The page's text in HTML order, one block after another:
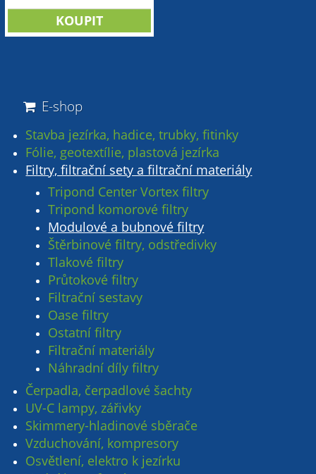
E-shop
Stavba jezírka, hadice, trubky, fitinky
Fólie, geotextílie, plastová jezírka
Filtry, filtrační sety a filtrační materiály
Tripond Center Vortex filtry
Tripond komorové filtry
Modulové a bubnové filtry
Štěrbinové filtry, odstředivky
Tlakové filtry
Průtokové filtry
Filtrační sestavy
Oase filtry
Ostatní filtry
Filtrační materiály
Náhradní díly filtry
Čerpadla, čerpadlové šachty
UV-C lampy, zářivky
Skimmery-hladinové sběrače
Vzduchování, kompresory
Osvětlení, elektro k jezírku